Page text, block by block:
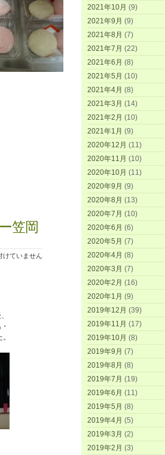
笠岡
けていません
2021年10月 (9)
2021年9月 (9)
2021年8月 (7)
2021年7月 (22)
2021年6月 (8)
2021年5月 (10)
2021年4月 (8)
2021年3月 (14)
2021年2月 (10)
2021年1月 (9)
2020年12月 (11)
2020年11月 (10)
2020年10月 (11)
2020年9月 (9)
2020年8月 (13)
2020年7月 (10)
2020年6月 (6)
2020年5月 (7)
2020年4月 (8)
2020年3月 (7)
2020年2月 (16)
2020年1月 (9)
2019年12月 (39)
2019年11月 (17)
2019年10月 (8)
2019年9月 (7)
2019年8月 (8)
2019年7月 (19)
2019年6月 (11)
2019年5月 (8)
2019年4月 (5)
2019年3月 (2)
2019年2月 (3)